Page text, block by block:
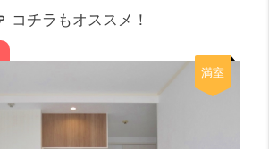
コチラもオススメ！
満室